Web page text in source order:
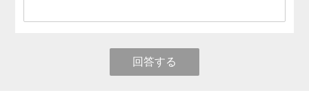
回答する